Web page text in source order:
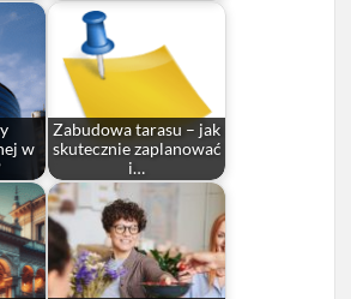
w
Zabudowa tarasu – jak
skutecznie zaplanować
i…